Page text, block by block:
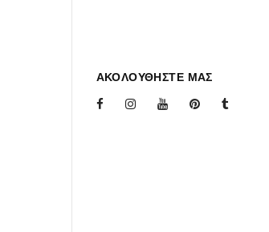
ΑΚΟΛΟΥΘΗΣΤΕ ΜΑΣ